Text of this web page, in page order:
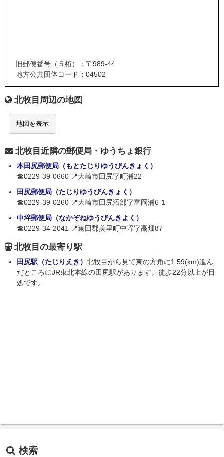
旧郵便番号（５桁）：〒989-44
地方公共団体コード：04502
北牧目周辺の地図
地図を表示
北牧目近隣の郵便局・ゆうちょ銀行
本田尻郵便局（もとたじりゆうびんきょく）
☎0229-39-0660 📍大崎市田尻字町浦22
田尻郵便局（たじりゆうびんきょく）
☎0229-39-0260 📍大崎市田尻沼部字富岡浦6-1
中埣郵便局（なかぞねゆうびんきよく）
☎0229-34-2041 📍遠田郡美里町中埣字高畑87
北牧目の最寄り駅
田尻駅（たじりえき） 北牧目から見て東の方角に1.59(km)進ん
だところにJR東北本線の田尻駅があります。徒歩22分以上が目
処です。
検索